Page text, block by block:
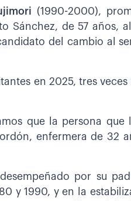
(1990-2000),
Sánchez, de 57 años,
del cambio al
en 2025, tres veces
que la persona que
enfermera de 32
por su
y 1990, y en la